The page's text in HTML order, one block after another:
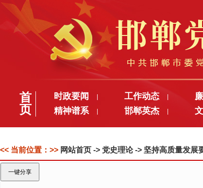
首
页
时政要闻 工作动态
精神谱系 邯郸英杰
<< 当前位置：>> 网站首页 -> 党史理论 -> 坚持高质量发展
一键分享